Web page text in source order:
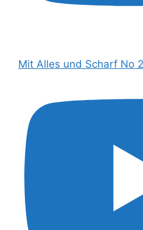
Mit Alles und Scharf No